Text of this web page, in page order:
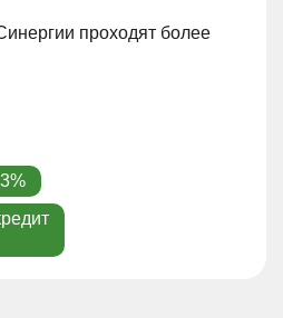
проходят более